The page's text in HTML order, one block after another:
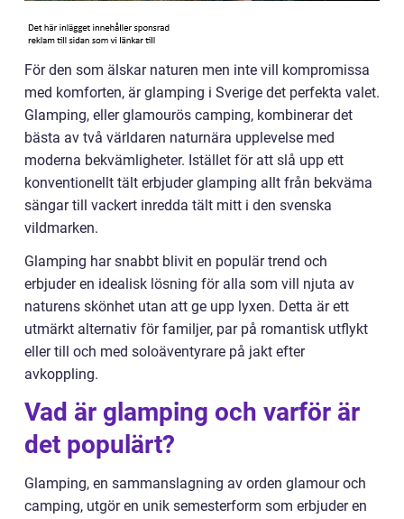
För den som älskar naturen men inte vill kompromissa
med komforten, är glamping i Sverige det perfekta valet.
Glamping, eller glamourös camping, kombinerar det
bästa av två världaren naturnära upplevelse med
moderna bekvämligheter. Istället för att slå upp ett
konventionellt tält erbjuder glamping allt från bekväma
sängar till vackert inredda tält mitt i den svenska
vildmarken.
Glamping har snabbt blivit en populär trend och
erbjuder en idealisk lösning för alla som vill njuta av
naturens skönhet utan att ge upp lyxen. Detta är ett
utmärkt alternativ för familjer, par på romantisk utflykt
eller till och med soloäventyrare på jakt efter
avkoppling.
Vad är glamping och varför är
det populärt?
Glamping, en sammanslagning av orden glamour och
camping, utgör en unik semesterform som erbjuder en